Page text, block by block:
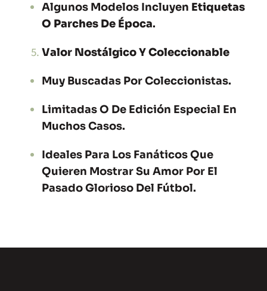
Algunos Modelos Incluyen Etiquetas
O Parches De Época.
Valor Nostálgico Y Coleccionable
Muy Buscadas Por Coleccionistas.
Limitadas O De Edición Especial En
Muchos Casos.
Ideales Para Los Fanáticos Que
Quieren Mostrar Su Amor Por El
Pasado Glorioso Del Fútbol.